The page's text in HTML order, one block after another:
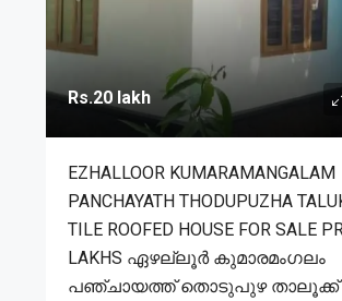
Rs.20 lakh
EZHALLOOR KUMARAMANGALAM
PANCHAYATH THODUPUZHA
TILE ROOFED HOUSE FOR SALE
LAKHS ഏഴല്ലൂർ കുമാരമംഗലം
പഞ്ചായത്ത് തൊടുപുഴ താലൂക്ക്